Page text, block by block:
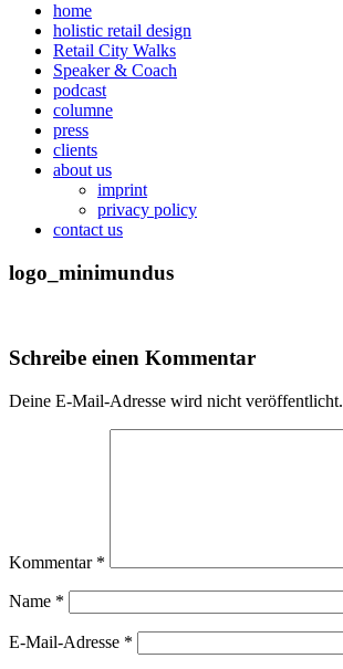
home
holistic retail design
Retail City Walks
Speaker & Coach
podcast
columne
press
clients
about us
imprint
privacy policy
contact us
logo_minimundus
Schreibe einen Kommentar
Deine E-Mail-Adresse wird nicht veröffentlicht.
Kommentar *
Name *
E-Mail-Adresse *